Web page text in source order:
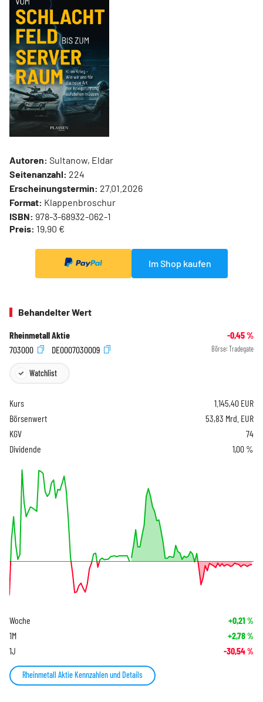
Autoren: Sultanow, Eldar
Seitenanzahl: 224
Erscheinungstermin: 27.01.2026
Format: Klappenbroschur
ISBN: 978-3-68932-062-1
Preis: 19,90 €
Im Shop kaufen
Behandelter Wert
Rheinmetall Aktie -0,45%
703000
DE0007030009 Börse: Tradegate
Watchlist
Kurs 1.145,40 EUR
Börsenwert
53,83 Mrd. EUR
KGV
74
Dividende
1,00 %
Woche +0,21 %
1M +2,78%
1J -30,54%
Rheinmetall Aktie Kennzahlen und Details